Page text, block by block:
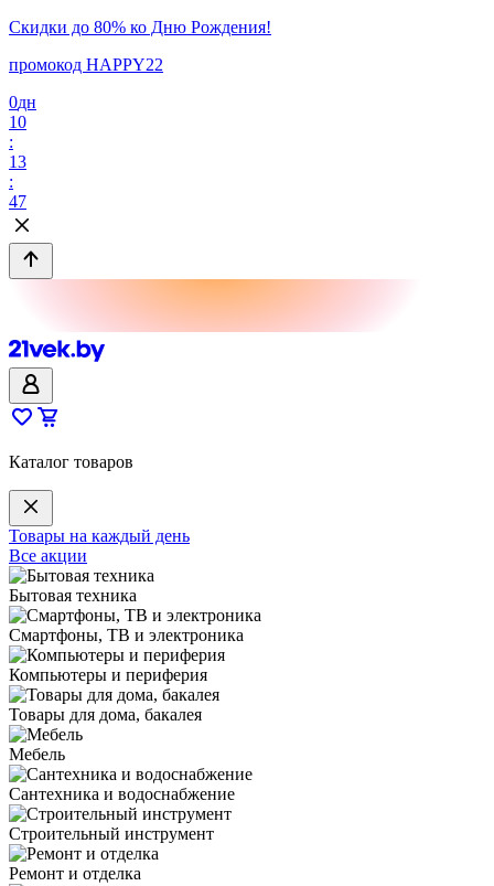
Скидки до 80% ко Дню Рождения!
промокод HAPPY22
0дн
10
:
13
:
47
Каталог товаров
Товары на каждый день
Все акции
Бытовая техника
Смартфоны, ТВ и электроника
Компьютеры и периферия
Товары для дома, бакалея
Мебель
Сантехника и водоснабжение
Строительный инструмент
Ремонт и отделка